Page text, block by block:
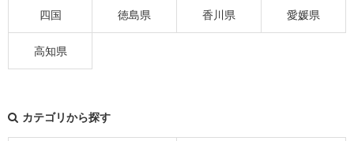
四国 徳島県 香川県 愛媛県
高知県
カテゴリから探す